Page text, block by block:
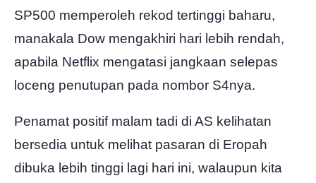
SP500 memperoleh rekod tertinggi baharu,
manakala Dow mengakhiri hari lebih rendah,
apabila Netflix mengatasi jangkaan selepas
loceng penutupan pada nombor S4nya.
Penamat positif malam tadi di AS kelihatan
bersedia untuk melihat pasaran di Eropah
dibuka lebih tinggi lagi hari ini, walaupun kita